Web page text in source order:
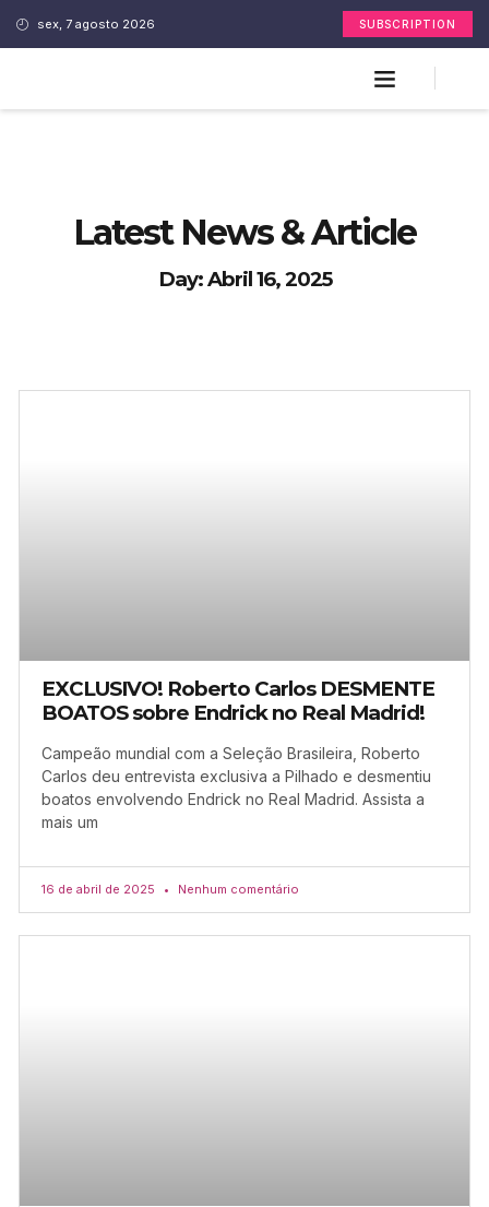
sex, 7 agosto 2026 SUBSCRIPTION
Latest News & Article
Day: Abril 16, 2025
EXCLUSIVO! Roberto Carlos DESMENTE
BOATOS sobre Endrick no Real Madrid!
Campeão mundial com a Seleção Brasileira, Roberto
Carlos deu entrevista exclusiva a Pilhado e desmentiu
boatos envolvendo Endrick no Real Madrid. Assista a
mais um
16 de abril de 2025 Nenhum comentário